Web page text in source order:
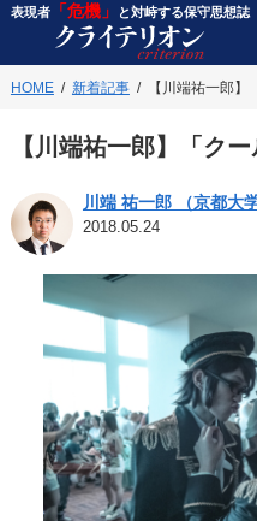
表現者「危機」 と対峙する保守思想誌
HOME 新着記事 【川端祐一郎
【川端祐一郎】「ク
川端 祐一郎 （京都大
2018.05.24